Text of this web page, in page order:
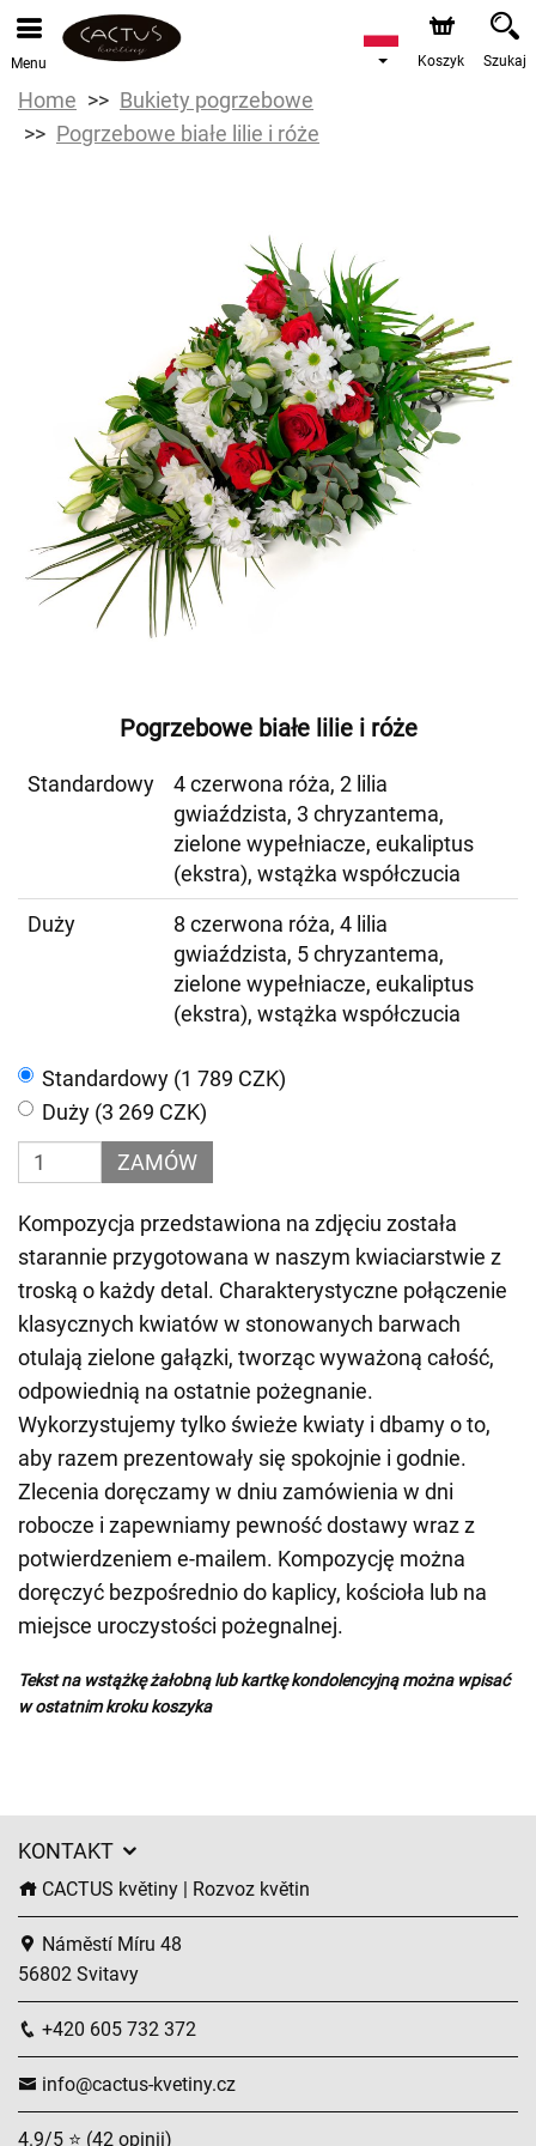
Menu Koszyk Szukaj
Home
Bukiety pogrzebowe
Pogrzebowe białe lilie i róże
Pogrzebowe białe lilie i róże
Standardowy
4 czerwona róża, 2 lilia
gwiaździsta, 3 chryzantema,
zielone wypełniacze, eukaliptus
(ekstra), wstążka współczucia
Duży
8 czerwona róża, 4 lilia
gwiaździsta, 5 chryzantema,
zielone wypełniacze, eukaliptus
(ekstra), wstążka współczucia
Standardowy (1 789 CZK)
Duży (3 269 CZK)
ZAMÓW
Kompozycja przedstawiona na zdjęciu została
starannie przygotowana w naszym kwiaciarstwie z
troską o każdy detal. Charakterystyczne połączenie
klasycznych kwiatów w stonowanych barwach
otulają zielone gałązki, tworząc wyważoną całość,
odpowiednią na ostatnie pożegnanie.
Wykorzystujemy tylko świeże kwiaty i dbamy o to,
aby razem prezentowały się spokojnie i godnie.
Zlecenia doręczamy w dniu zamówienia w dni
robocze i zapewniamy pewność dostawy wraz z
potwierdzeniem e-mailem. Kompozycję można
doręczyć bezpośrednio do kaplicy, kościoła lub na
miejsce uroczystości pożegnalnej.
Tekst na wstążkę żałobną lub kartkę kondolencyjną można wpisać
w ostatnim kroku koszyka
KONTAKT
CACTUS květiny | Rozvoz květin
Náměstí Míru 48
56802 Svitavy
+420 605 732 372
info@cactus-kvetiny.cz
4.9/5 ⭐ (42 opinii)